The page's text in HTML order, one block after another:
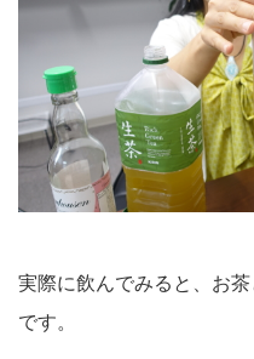
実際に飲んでみると、お
です。